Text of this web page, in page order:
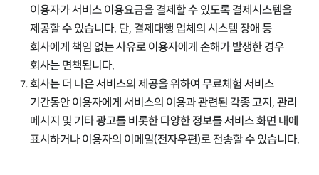
이용자가 서비스 이용요금을 결제할 수 있도록 결제시스템을
제공할 수 있습니다. 단, 결제대행 업체의 시스템 장애 등
회사에게 책임 없는 사유로 이용자에게 손해가 발생한 경우
회사는 면책됩니다.
회사는 더 나은 서비스의 제공을 위하여 무료체험 서비스
기간동안 이용자에게 서비스의 이용과 관련된 각종 고지, 관리
메시지 및 기타 광고를 비롯한 다양한 정보를 서비스 화면 내에
표시하거나 이용자의 이메일(전자우편)로 전송할 수 있습니다.